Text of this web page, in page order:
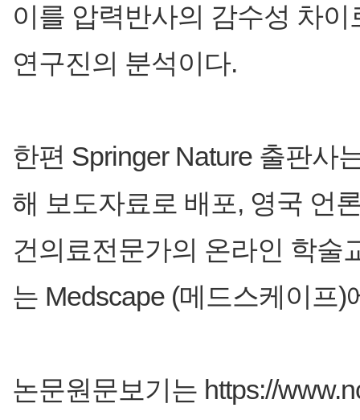
이를 압력반사의 감수성 차
연구진의 분석이다.
한편 Springer Nature 출판사
해 보도자료로 배포, 영국 언
건의료전문가의 온라인 학술
는 Medscape (메드스케이프)
논문원문보기는 https://